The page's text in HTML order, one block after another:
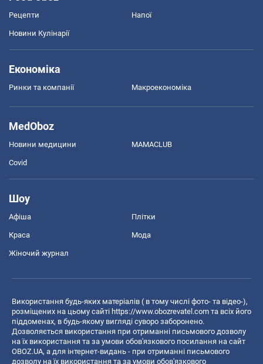
Рецепти Напої
Новини Кулінарії
Економіка
Ринки та компанії Макроекономіка
MedOboz
Новини медицини MAMACLUB
Covid
Шоу
Афіша Плітки
Краса Мода
Жіночий журнал
Використання будь-яких матеріалів ( в тому числі фото- та відео-),
розміщених на цьому сайті https://www.obozrevatel.com та всіх його
піддоменах, в будь-якому вигляді суворо заборонено.
Дозволяється використання при отриманні письмового дозволу
на їх використання та за умови обов'язкового посилання на сайт
OBOZ.UA, а для інтернет-видань - при отриманні письмового
дозволу на їх використання та за умови обов'язкового